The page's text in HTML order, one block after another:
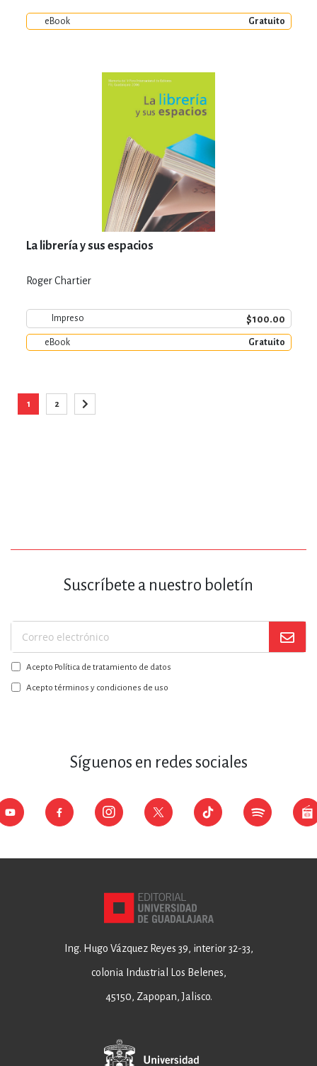
eBook Gratuito
La librería y sus espacios
Roger Chartier
Impreso $100.00
eBook Gratuito
Está viendo la página
1
Página
2
Página
Siguiente
Suscríbete a nuestro boletín
Suscríbase
a
nuestro
boletín:
Acepto Política de tratamiento de datos
Acepto términos y condiciones de uso
Síguenos en redes sociales
Ing. Hugo Vázquez Reyes 39, interior 32-33,
colonia Industrial Los Belenes,
45150, Zapopan, Jalisco.